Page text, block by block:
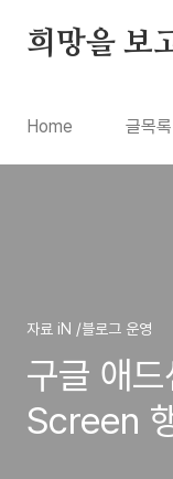
희망을 보
Home 글목록
자료 iN /블로그 운영
구글 애
Screen